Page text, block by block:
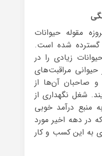
مقوله‌ حیوانات
گسترده شده است.
زیادی را در
مراقبت‌های
صاحبان آن‌ها از
شغل نگهداری از
منبع درآمد خوبی
در دهه اخیر مورد
به این کسب و کار